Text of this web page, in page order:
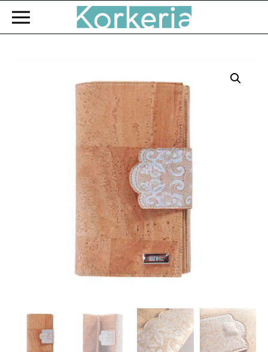
Zum Hauptinhalt springen